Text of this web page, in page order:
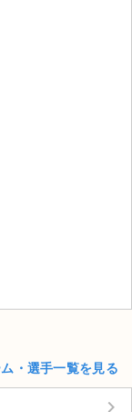
・選手一覧を見る